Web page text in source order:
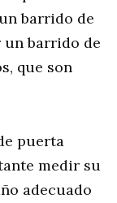
barrido de
un barrido de
que son
puerta
medir su
adecuado